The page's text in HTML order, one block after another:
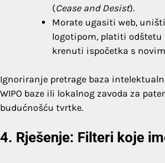
(Cease and Desist).
Morate ugasiti web,
logotipom, platiti odštetu
krenuti ispočetka s
Ignoriranje pretrage baza
WIPO baze ili lokalnog zavoda za
budućnošću tvrtke.
4. Rješenje: Filteri koje